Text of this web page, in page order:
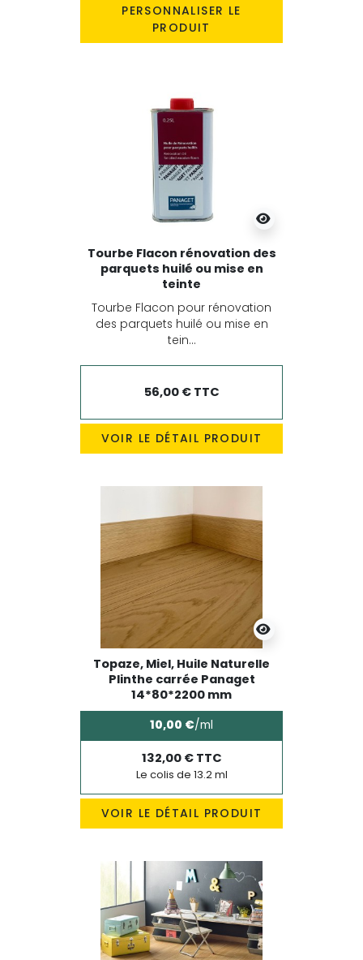
PERSONNALISER LE
PRODUIT
Tourbe Flacon rénovation des
parquets huilé ou mise en
teinte
Tourbe Flacon pour rénovation
des parquets huilé ou mise en
tein...
56,00 € TTC
VOIR LE DÉTAIL PRODUIT
Topaze, Miel, Huile Naturelle
Plinthe carrée Panaget
14*80*2200 mm
10,00 €/ml
132,00 € TTC
Le colis de 13.2 ml
VOIR LE DÉTAIL PRODUIT